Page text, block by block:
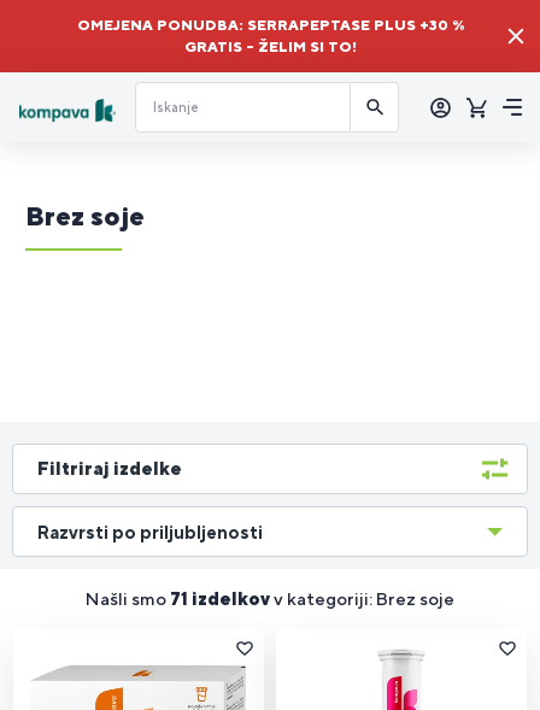
OMEJENA PONUDBA: SERRAPEPTASE PLUS +30 %
GRATIS – ŽELIM SI TO!
Brez soje
Filtriraj izdelke
Našli smo 71 izdelkovv kategoriji: Brez soje
Razvrsti po priljubljenosti